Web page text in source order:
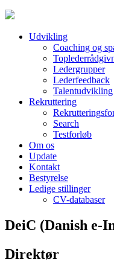
Udvikling
Coaching og
Ledergrupper
Lederfeedback
Talentudvikling
Rekruttering
Search
Testforløb
Om os
Update
Kontakt
Bestyrelse
Ledige stillinger
CV-databaser
DeiC (Danish e-
Direktør